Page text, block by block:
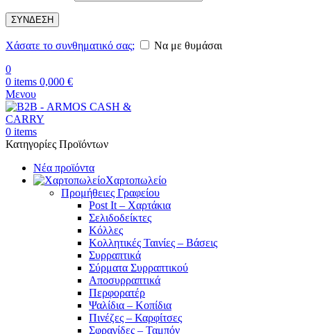
ΣΥΝΔΕΣΗ
Χάσατε το συνθηματικό σας;
Να με θυμάσαι
0
0 items 0,000 €
Μενου
0 items
Κατηγορίες Προϊόντων
Νέα προϊόντα
Χαρτοπωλείο
Προμήθειες Γραφείου
Post It – Χαρτάκια
Σελιδοδείκτες
Κόλλες
Κολλητικές Ταινίες – Βάσεις
Συρραπτικά
Σύρματα Συρραπτικού
Αποσυρραπτικά
Περφορατέρ
Ψαλίδια – Κοπίδια
Πινέζες – Καρφίτσες
Σφραγίδες – Ταμπόν